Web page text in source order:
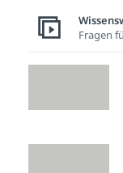
Fragen